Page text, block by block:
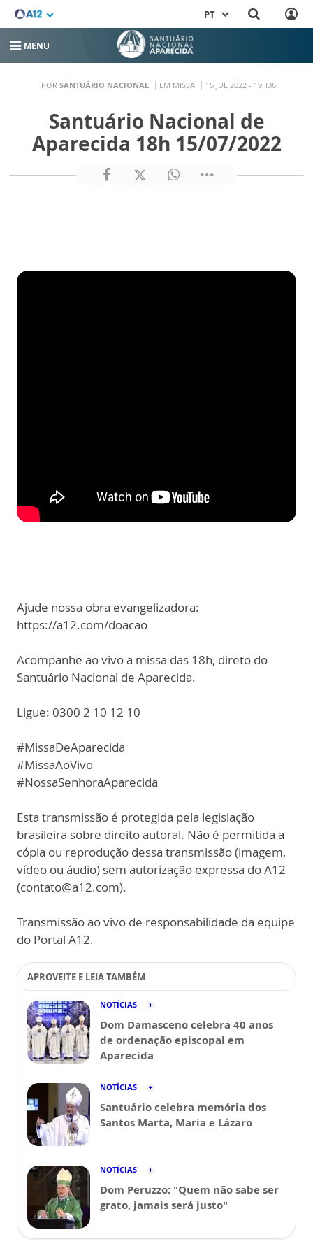
PT
MENU
POR SANTUÁRIO NACIONAL EM MISSA 15 JUL 2022 - 19H36
Santuário Nacional de
Aparecida 18h 15/07/2022
Ajude nossa obra evangelizadora:
https://a12.com/doacao
Acompanhe ao vivo a missa das 18h, direto do
Santuário Nacional de Aparecida.
Ligue: 0300 2 10 12 10
#MissaDeAparecida
#MissaAoVivo
#NossaSenhoraAparecida
Esta transmissão é protegida pela legislação
brasileira sobre direito autoral. Não é permitida a
cópia ou reprodução dessa transmissão (imagem,
vídeo ou áudio) sem autorização expressa do A12
(contato@a12.com).
Transmissão ao vivo de responsabilidade da equipe
do Portal A12.
APROVEITE E LEIA TAMBÉM
NOTÍCIAS
Dom Damasceno celebra 40 anos
de ordenação episcopal em
Aparecida
NOTÍCIAS
Santuário celebra memória dos
Santos Marta, Maria e Lázaro
NOTÍCIAS
Dom Peruzzo: "Quem não sabe ser
grato, jamais será justo"